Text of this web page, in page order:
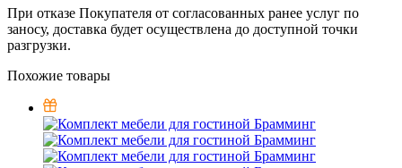
При отказе Покупателя от согласованных ранее услуг по
заносу, доставка будет осуществлена до доступной точки
разгрузки.
Похожие товары